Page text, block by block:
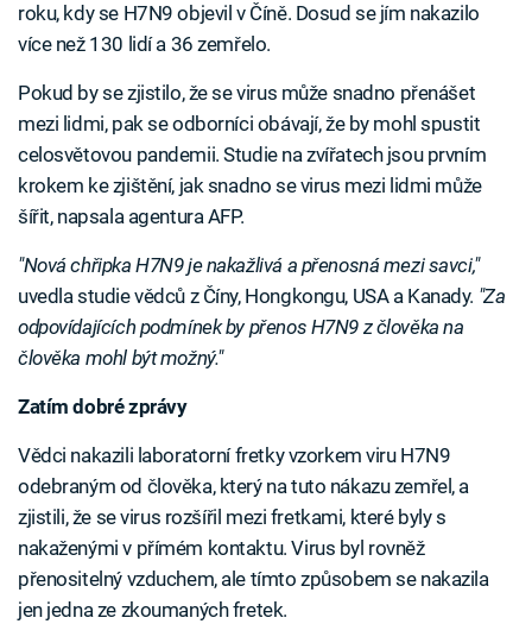
roku, kdy se H7N9 objevil v Číně. Dosud se jím nakazilo
více než 130 lidí a 36 zemřelo.
Pokud by se zjistilo, že se virus může snadno přenášet
mezi lidmi, pak se odborníci obávají, že by mohl spustit
celosvětovou pandemii. Studie na zvířatech jsou prvním
krokem ke zjištění, jak snadno se virus mezi lidmi může
šířit, napsala agentura AFP.
"Nová chřipka H7N9 je nakažlivá a přenosná mezi savci,"
uvedla studie vědců z Číny, Hongkongu, USA a Kanady. "Za
odpovídajících podmínek by přenos H7N9 z člověka na
člověka mohl být možný."
Zatím dobré zprávy
Vědci nakazili laboratorní fretky vzorkem viru H7N9
odebraným od člověka, který na tuto nákazu zemřel, a
zjistili, že se virus rozšířil mezi fretkami, které byly s
nakaženými v přímém kontaktu. Virus byl rovněž
přenositelný vzduchem, ale tímto způsobem se nakazila
jen jedna ze zkoumaných fretek.